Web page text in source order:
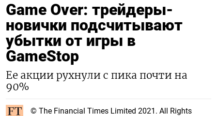
Game Over: трейдеры-
новички подсчитывают
убытки от игры в
GameStop
Ее акции рухнули с пика почти на
90%
© The Financial Times Limited 2021. All Rights